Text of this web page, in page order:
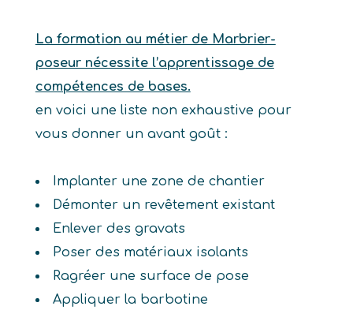
La formation au métier de Marbrier-
poseur nécessite l’apprentissage de
compétences de bases.
en voici une liste non exhaustive pour
vous donner un avant goût :
Implanter une zone de chantier
Démonter un revêtement existant
Enlever des gravats
Poser des matériaux isolants
Ragréer une surface de pose
Appliquer la barbotine